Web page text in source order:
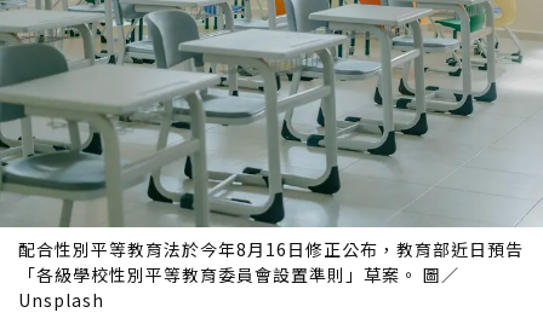
配合性別平等教育法於今年8月16日修正公布，教育部近日預告
「各級學校性別平等教育委員會設置準則」草案。 圖／
Unsplash